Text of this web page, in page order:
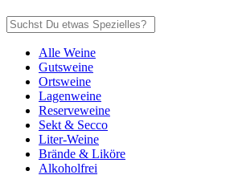
Alle Weine
Gutsweine
Ortsweine
Lagenweine
Reserveweine
Sekt & Secco
Liter-Weine
Brände & Liköre
Alkoholfrei